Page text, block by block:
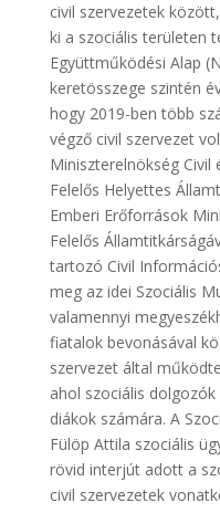
civil szervezetek
ki a szociális területen
Együttműködési Alap
keretösszege szintén
hogy 2019-ben több
végző civil szervezet
Miniszterelnökség
Felelős Helyettes
Emberi Erőforrások
Felelős
tartozó Civil
meg az idei Szociális
valamennyi
fiatalok bevonásával
szervezet által
ahol szociális
diákok számára. A
Fülöp Attila szociális
rövid interjút adott a
civil szervezetek